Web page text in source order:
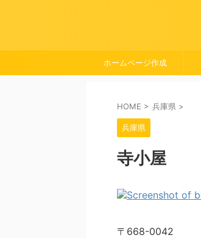
ホームページ作成
HOME > 兵庫県 >
兵庫県
寺小屋
〒668-0042